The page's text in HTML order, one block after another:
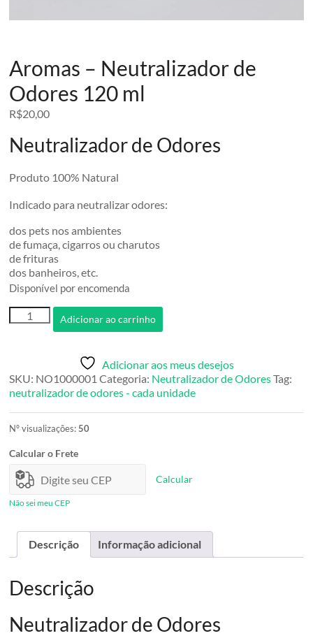
Aromas – Neutralizador de
Odores 120 ml
R$20,00
Neutralizador de Odores
Produto 100% Natural
Indicado para neutralizar odores:
dos pets nos ambientes
de fumaça, cigarros ou charutos
de frituras
dos banheiros, etc.
Disponível por encomenda
Aromas
-
120
ml
quantidade
Adicionar ao carrinho
Adicionar aos meus desejos
SKU: NO1000001 Categoria: Neutralizador de OdoresTag:
neutralizador de odores - cada unidade
Nº visualizações:50
Calcular o Frete
Calcular
Não sei meu CEP
Descrição Informação adicional
Descrição
Neutralizador de Odores